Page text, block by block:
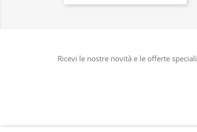
Ricevi le nostre novità e le offerte speciali